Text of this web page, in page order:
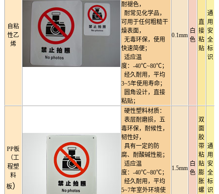
自粘
性乙
烯
耐褪色，
耐常见化学品，
可用于任何粗糙干
燥表面，
无毒环保，使用
快速简便；
适应温
度：-40℃~80℃；
经久耐用，平均
3~5年使用寿命；
圆角设计，直接
粘贴；
0.1mm
白
色
直
接
粘
贴
通
用
安
全
标
识
PP板
（工
程塑
料
板）
硬性塑料材质：
表层耐磨损，五
毒环保，耐候性，
韧性好，
具有一定的防
腐、耐酸碱性能；
适应温
度：-40℃~80℃；
经久耐用，平均
5~7年室外环境使
1.5mm
白
色
双
面
胶
带
粘
贴
膨
胀
螺
通
用
安
全
标
识